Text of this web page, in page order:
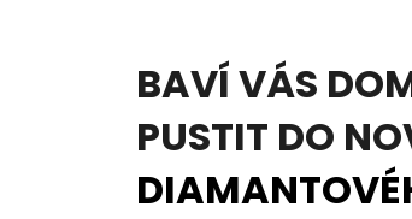
BAVÍ VÁS
PUSTIT DO